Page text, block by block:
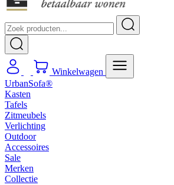
Winkelwagen
UrbanSofa®
Kasten
Tafels
Zitmeubels
Verlichting
Outdoor
Accessoires
Sale
Merken
Collectie